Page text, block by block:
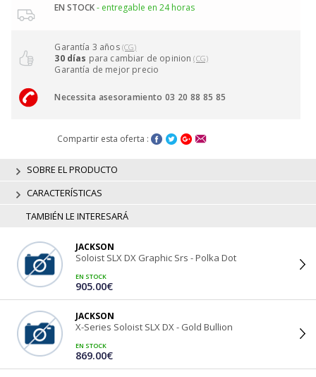
EN STOCK- entregable en 24 horas
Garantía 3 años (CG)
30 días para cambiar de opinion(CG)
Garantía de mejor precio
Necessita asesoramiento 03 20 88 85 85
Compartir esta oferta :
SOBRE EL PRODUCTO
CARACTERÍSTICAS
TAMBIÉN LE INTERESARÁ
JACKSON
Soloist SLX DX Graphic Srs - Polka Dot
EN STOCK
905.00€
JACKSON
X-Series Soloist SLX DX - Gold Bullion
EN STOCK
869.00€